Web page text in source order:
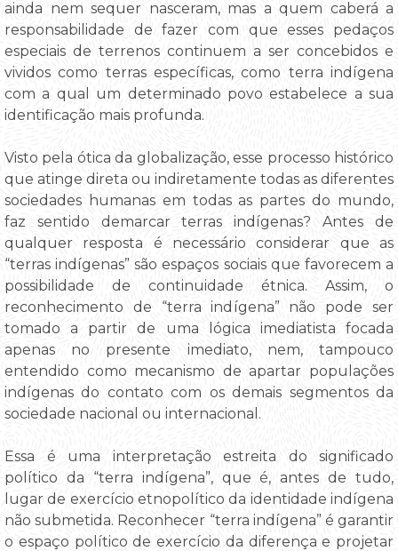
ainda nem sequer nasceram, mas a quem caberá a
responsabilidade de fazer com que esses pedaços
especiais de terrenos continuem a ser concebidos e
vividos como terras específicas, como terra indígena
com a qual um determinado povo estabelece a sua
identificação mais profunda.
Visto pela ótica da globalização, esse processo histórico
que atinge direta ou indiretamente todas as diferentes
sociedades humanas em todas as partes do mundo,
faz sentido demarcar terras indígenas? Antes de
qualquer resposta é necessário considerar que as
“terras indígenas” são espaços sociais que favorecem a
possibilidade de continuidade étnica. Assim, o
reconhecimento de “terra indígena” não pode ser
tomado a partir de uma lógica imediatista focada
apenas no presente imediato, nem, tampouco
entendido como mecanismo de apartar populações
indígenas do contato com os demais segmentos da
sociedade nacional ou internacional.
Essa é uma interpretação estreita do significado
político da “terra indígena”, que é, antes de tudo,
lugar de exercício etnopolítico da identidade indígena
não submetida. Reconhecer “terra indígena” é garantir
o espaço político de exercício da diferença e projetar